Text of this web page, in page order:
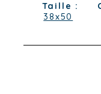
Taille :
38x50